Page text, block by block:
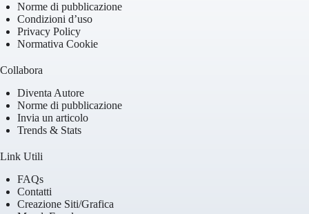
Norme di pubblicazione
Condizioni d’uso
Privacy Policy
Normativa Cookie
Collabora
Diventa Autore
Norme di pubblicazione
Invia un articolo
Trends & Stats
Link Utili
FAQs
Contatti
Creazione Siti/Grafica